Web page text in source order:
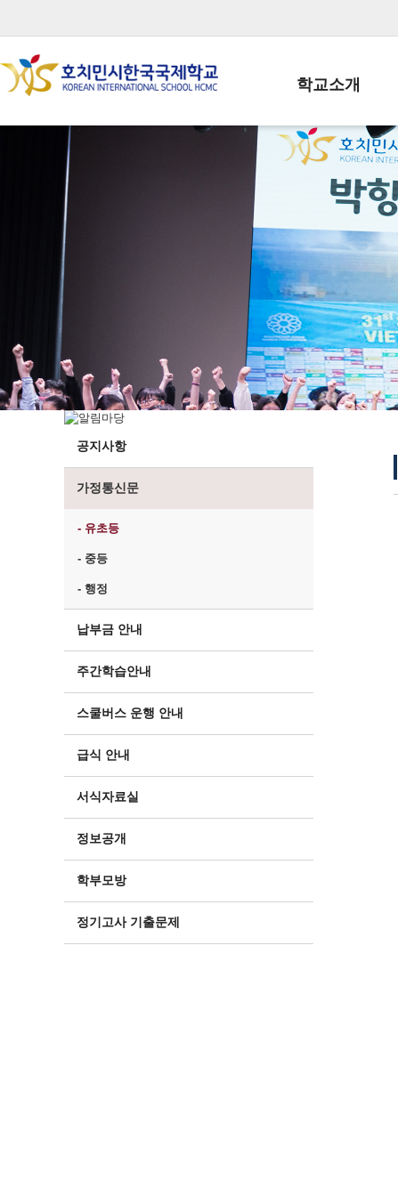
학교소개
학교장인사말
학교상징
학교연혁
교직원현황
학생현황
위치/전화
전경사진
공지사항
가정통신문
- 유초등
- 중등
- 행정
납부금 안내
주간학습안내
스쿨버스 운행 안내
급식 안내
서식자료실
정보공개
학부모방
정기고사 기출문제